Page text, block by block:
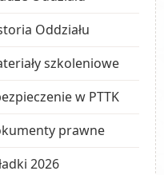
Oddziału
szkoleniowe
w PTTK
prawne
2026